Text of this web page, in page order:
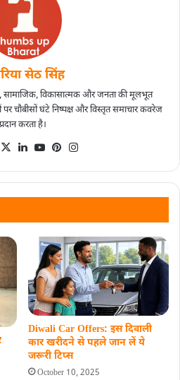
सेठ सिंह
सामाजिक, विकासात्मक और जनता की मूलभूत
चौबीसों घंटे निष्पक्ष और विस्तृत समाचार कवरेज
प्रदान करता है।
Diwali Car Offers: इस दिवाली
कार खरीदने से पहले जान लें ये
जरूरी टिप्स
October 10, 2025